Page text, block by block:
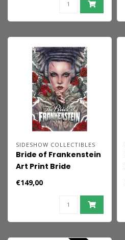
SIDESHOW COLLECTIBLES
Bride of Frankenstein
Art Print Bride
Afterlife by Brian M.
€149,00